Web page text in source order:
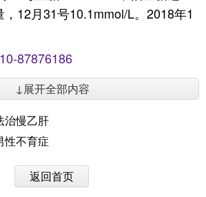
12月31号10.1mmol/L。2018年1
87876186
↓展开全部内容
治慢乙肝
性不育症
返回首页